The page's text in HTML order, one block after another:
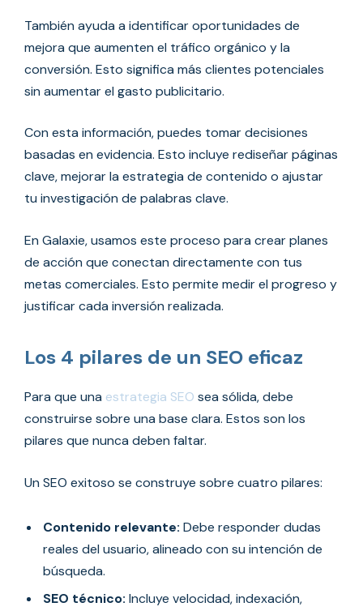
También ayuda a identificar oportunidades de
mejora que aumenten el tráfico orgánico y la
conversión. Esto significa más clientes potenciales
sin aumentar el gasto publicitario.
Con esta información, puedes tomar decisiones
basadas en evidencia. Esto incluye rediseñar páginas
clave, mejorar la estrategia de contenido o ajustar
tu investigación de palabras clave.
En Galaxie, usamos este proceso para crear planes
de acción que conectan directamente con tus
metas comerciales. Esto permite medir el progreso y
justificar cada inversión realizada.
Los 4 pilares de un SEO eficaz
Para que una estrategia SEO sea sólida, debe
construirse sobre una base clara. Estos son los
pilares que nunca deben faltar.
Un SEO exitoso se construye sobre cuatro pilares:
Contenido relevante: Debe responder dudas
reales del usuario, alineado con su intención de
búsqueda.
SEO técnico: Incluye velocidad, indexación,